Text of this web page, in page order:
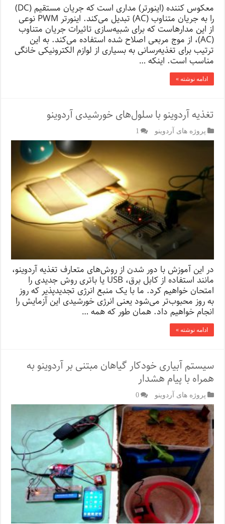
معکوس‌ کننده (اینورتر) مداری است که جریان مستقیم (DC)
را به جریان متناوب (AC) تبدیل می‌کند. اینورتر PWM نوعی
از این مدارهاست که برای شبیه‌سازی تاثیرات جریان متناوب
(AC)، از موج مربعی اصلاح شده استفاده می‌کند. به این
ترتیب برای تغذیه‌رسانی به بسیاری از لوازم الکترونیکی خانگی
مناسب است. اینکه …
ادامه نوشته »
تغذیه آردوینو با سلول‌های خورشیدی آردوینو
پروژه های آردوینو 1
در این آموزش با دور شدن از روش‌های متعارف تغذیه آردوینو،
مانند استفاده از کابل برق، USB یا باتری روش جدیدی را
امتحان خواهیم کرد. ما با یک منبع انرژی تجدیدپذیر که روز
به روز محبوب‌تر می‌شود یعنی انرژی خورشیدی این آزمایش را
انجام خواهیم داد. همان طور که همه …
ادامه نوشته »
سیستم آبیاری خودکار گیاهان مبتنی بر آردوینو به
همراه با پیام هشدار
پروژه های آردوینو 0